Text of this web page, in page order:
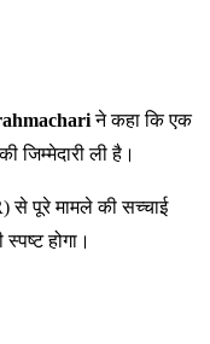
ने कहा कि एक
जिम्मेदारी ली है।
से पूरे मामले की सच्चाई
होगा।